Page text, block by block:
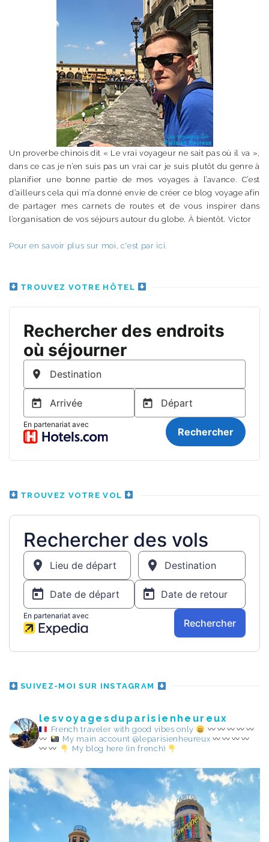
Un proverbe chinois dit « Le vrai voyageur ne sait pas où il va »,
dans ce cas je n’en suis pas un vrai car je suis plutôt du genre à
planifier une bonne partie de mes voyages à l’avance. C’est
d’ailleurs cela qui m’a donné envie de créer ce blog voyage afin
de partager mes carnets de routes et de vous inspirer dans
l’organisation de vos séjours autour du globe. À bientôt. Victor
Pour en savoir plus sur moi, c'est par ici.
TROUVEZ VOTRE HÔTEL
TROUVEZ VOTRE VOL
SUIVEZ-MOI SUR INSTAGRAM
lesvoyagesduparisienheureux
French traveler with good vibes only
My main account @leparisienheureux
My blog here (in french)